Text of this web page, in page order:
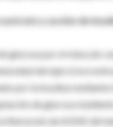
sustrato y acción de
glucosa por el músculo
del ejercicio/
por la insulina
de glucosa
liberación de AGNE del